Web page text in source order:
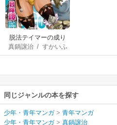
脱法テイマーの成り
上がり冒険譚 ～Sラ
ンク美少女冒険者が
マす～ THE COMIC
真鍋譲治/ すかいふ
ぁーむ
同じジャンルの本を探す
少年・青年マンガ> 青年マンガ
少年・青年マンガ> 真鍋譲治